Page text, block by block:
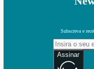
Subscreva e
Assinar